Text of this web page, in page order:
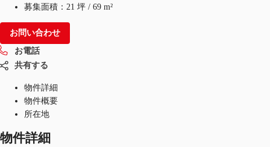
募集面積： 21 坪 / 69 m²
お問い合わせ
お電話
共有する
物件詳細
物件概要
所在地
物件詳細